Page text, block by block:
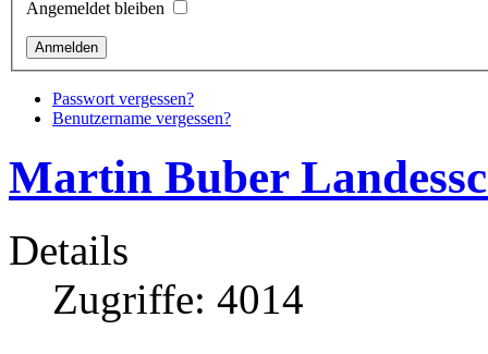
Angemeldet bleiben
Passwort vergessen?
Benutzername vergessen?
Martin Buber
Details
Zugriffe: 4014